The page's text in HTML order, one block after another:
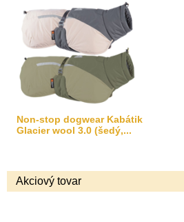
Akciový tovar
Non-stop dogwear Kabátik
Glacier wool 3.0 (šedý,...